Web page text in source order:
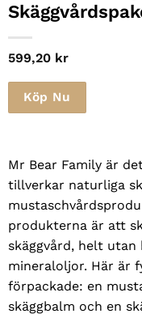
599,20 kr
Köp Nu
Mr Bear Family är
tillverkar naturliga
produkterna är att
skäggvård, helt
mineraloljor. Här är
förpackade: en
skäggbalm och en